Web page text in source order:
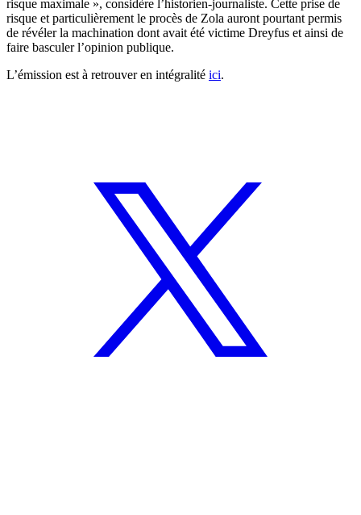
risque maximale », considère l’historien-journaliste. Cette prise de
risque et particulièrement le procès de Zola auront pourtant permis
de révéler la machination dont avait été victime Dreyfus et ainsi de
faire basculer l’opinion publique.
L’émission est à retrouver en intégralité ici.